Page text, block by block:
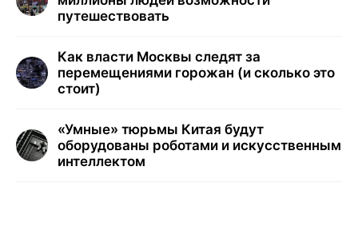
путешествовать
Как власти Москвы следят за
перемещениями горожан (и сколько это
стоит)
«Умные» тюрьмы Китая будут
оборудованы роботами и искусственным
интеллектом